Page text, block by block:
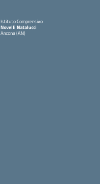
Istituto Comprensivo
Novelli Natalucci
Ancona (AN)